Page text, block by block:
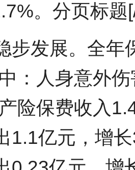
。分页标
步发展。全年
：人身意外
险保费收入
1.1亿元，增